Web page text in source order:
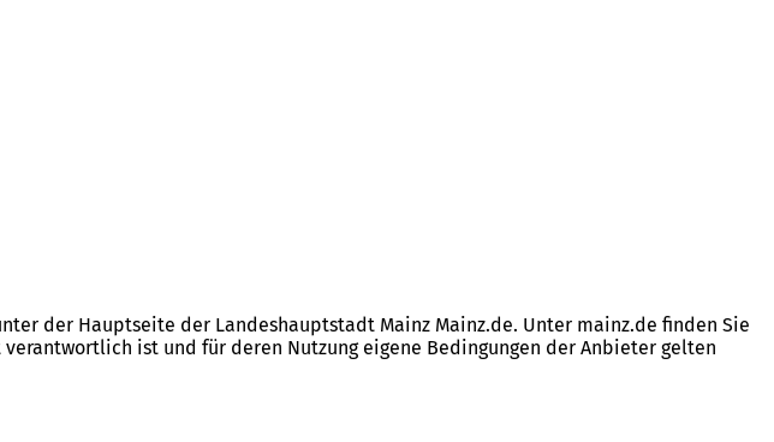
der Hauptseite der Landeshauptstadt Mainz Mainz.de. Unter mainz.de finden Sie
ist und für deren Nutzung eigene Bedingungen der Anbieter gelten